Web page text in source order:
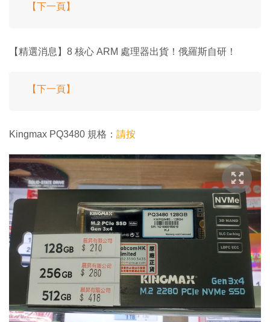
【下一頁】
【精選消息】8 核心 ARM 處理器出貨！俄羅斯自研！
【下一頁】
Kingmax PQ3480 規格： 請按